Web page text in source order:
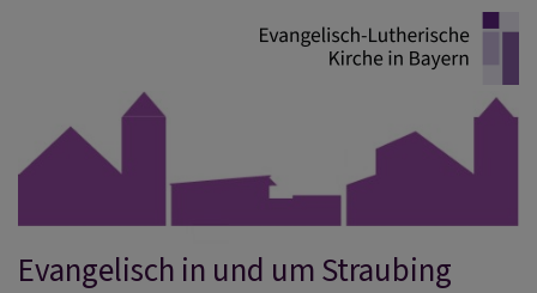
Evangelisch in und um Straubing